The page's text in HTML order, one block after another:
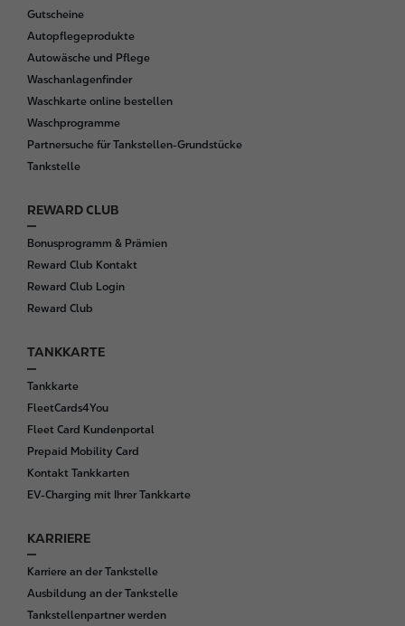
Gutscheine
Autopflegeprodukte
Autowäsche und Pflege
Waschanlagenfinder
Waschkarte online bestellen
Waschprogramme
Partnersuche für Tankstellen-Grundstücke
Tankstelle
REWARD CLUB
Bonusprogramm & Prämien
Reward Club Kontakt
Reward Club Login
Reward Club
TANKKARTE
Tankkarte
FleetCards4You
Fleet Card Kundenportal
Prepaid Mobility Card
Kontakt Tankkarten
EV-Charging mit Ihrer Tankkarte
KARRIERE
Karriere an der Tankstelle
Ausbildung an der Tankstelle
Tankstellenpartner werden